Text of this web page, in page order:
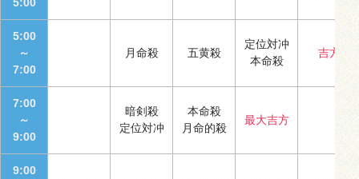
5:00
～
7:00
月命殺 五黄殺
定位対冲
本命殺
吉方
7:00
～
9:00
暗剣殺
定位対冲
本命殺
月命的殺
最大吉方
9:00